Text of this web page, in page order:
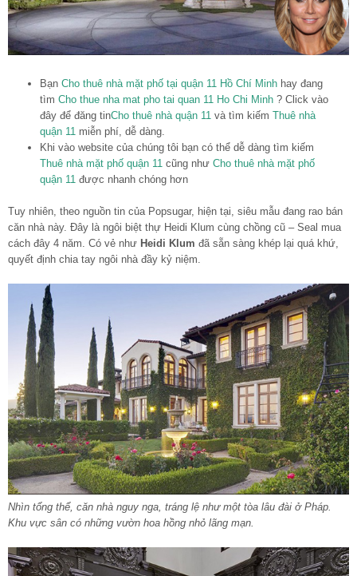
Bạn Cho thuê nhà mặt phố tại quận 11 Hồ Chí Minh hay đang
tìm Cho thue nha mat pho tai quan 11 Ho Chi Minh ? Click vào
đây để đăng tinCho thuê nhà quận 11 và tìm kiếm Thuê nhà
quận 11 miễn phí, dễ dàng.
Khi vào website của chúng tôi bạn có thể dễ dàng tìm kiếm
Thuê nhà mặt phố quận 11 cũng như Cho thuê nhà mặt phố
quận 11 được nhanh chóng hơn
Tuy nhiên, theo nguồn tin của Popsugar, hiện tại, siêu mẫu đang rao bán
căn nhà này. Đây là ngôi biệt thự Heidi Klum cùng chồng cũ – Seal mua
cách đây 4 năm. Có vẻ như Heidi Klum đã sẵn sàng khép lại quá khứ,
quyết định chia tay ngôi nhà đầy kỷ niệm.
Nhìn tổng thể, căn nhà nguy nga, tráng lệ như một tòa lâu đài ở Pháp.
Khu vực sân có những vườn hoa hồng nhỏ lãng mạn.